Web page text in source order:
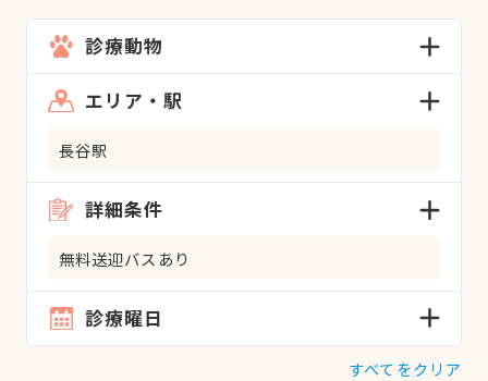
診療動物
エリア・駅
長谷駅
詳細条件
無料送迎バスあり
診療曜日
すべてをクリア